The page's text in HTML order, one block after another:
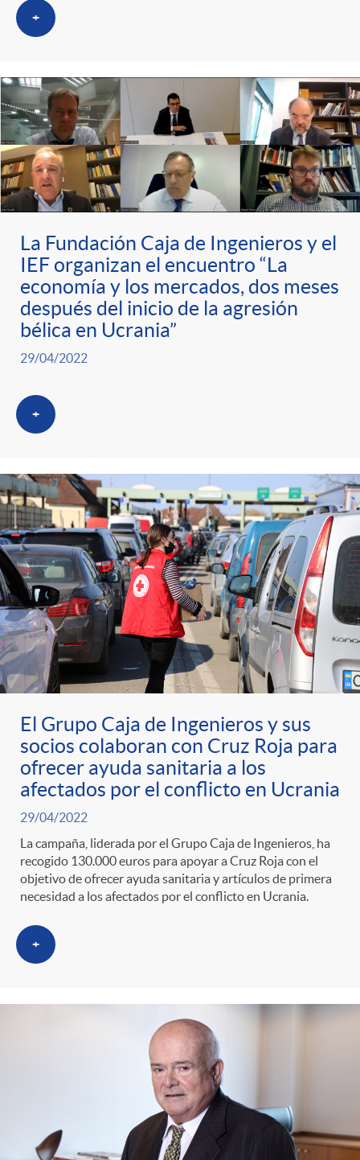
s
a
a
s
l
t
r
o
C
a
t
e
g
o
r
i
a
s
e
n
i
d
o
s
+
La Fundación Caja de Ingenieros y el
IEF organizan el encuentro “La
economía y los mercados, dos meses
después del inicio de la agresión
bélica en Ucrania”
29/04/2022
+
El Grupo Caja de Ingenieros y sus
socios colaboran con Cruz Roja para
ofrecer ayuda sanitaria a los
afectados por el conflicto en Ucrania
29/04/2022
La campaña, liderada por el Grupo Caja de Ingenieros, ha
recogido 130.000 euros para apoyar a Cruz Roja con el
objetivo de ofrecer ayuda sanitaria y artículos de primera
necesidad a los afectados por el conflicto en Ucrania.
+